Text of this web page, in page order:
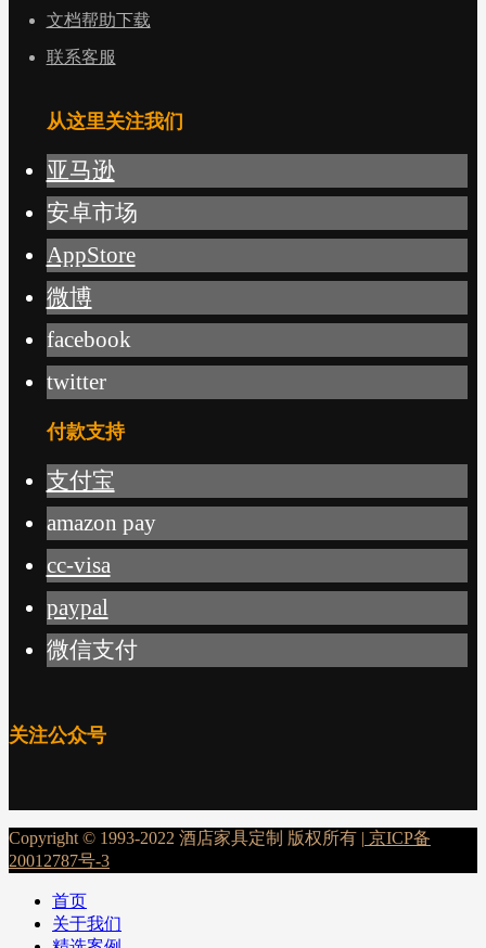
文档帮助下载
联系客服
从这里关注我们
亚马逊
安卓市场
AppStore
微博
facebook
twitter
付款支持
支付宝
amazon pay
cc-visa
paypal
微信支付
关注公众号
Copyright © 1993-2022 酒店家具定制 版权所有 | 京ICP备
20012787号-3
首页
关于我们